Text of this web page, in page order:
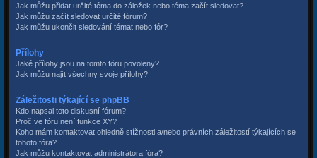
Jak můžu přidat určité téma do záložek nebo téma začít sledovat?
Jak můžu začít sledovat určité fórum?
Jak můžu ukončit sledování témat nebo fór?
Přílohy
Jaké přílohy jsou na tomto fóru povoleny?
Jak můžu najít všechny svoje přílohy?
Záležitosti týkající se phpBB
Kdo napsal toto diskusní fórum?
Proč ve fóru není funkce XY?
Koho mám kontaktovat ohledně stížnosti a/nebo právních záležitostí týkajících se
tohoto fóra?
Jak můžu kontaktovat administrátora fóra?